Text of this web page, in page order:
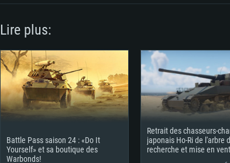
Lire plus:
Battle Pass saison 24 : «Do It
Yourself» et sa boutique des
Warbonds!
Retrait des chasseurs-
japonais Ho-Ri de l'arbre
recherche et mise en